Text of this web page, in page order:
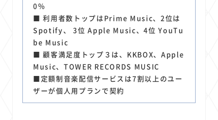
Genspark
2 Microsoft 2 Canva AI 2 2 2 LINE 2
中東情勢 輸送費
原材料費 1 端末価格 1 G20 1 購買力 MNO 1
スマートホーム家電 1 クラウド 1 ライドシェア 1
ポイントサービス 1 共通ポイント 1 経済圏 1 Azure AI
Google Pixel surface 会社 価格 NTTドコモ
0％
■ 利用者数トップはPrime Music、2位は
Spotify、 3位 Apple Music、4位 YouTu
be Music
■ 顧客満足度トップ３は、KKBOX、Apple
Music、TOWER RECORDS MUSIC
■定額制音楽配信サービスは7割以上のユー
ザーが個人用プランで契約